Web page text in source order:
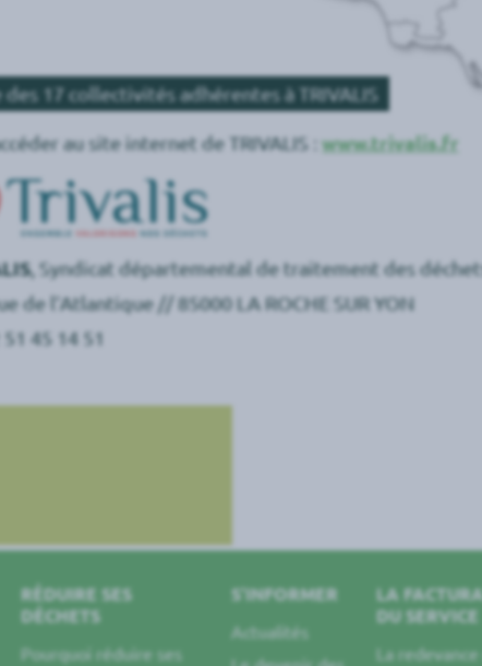
des 17 collectivités adhérentes à TRIVALIS
au site internet de TRIVALIS : www.trivalis.fr
, Syndicat départemental de traitement des
de l’Atlantique // 85000 LA ROCHE SUR YON
51 45 14 51
RÉDUIRE SES
DÉCHETS
Pourquoi réduire ses
S’INFORMER
Actualités
LA
DU SERVICE
La